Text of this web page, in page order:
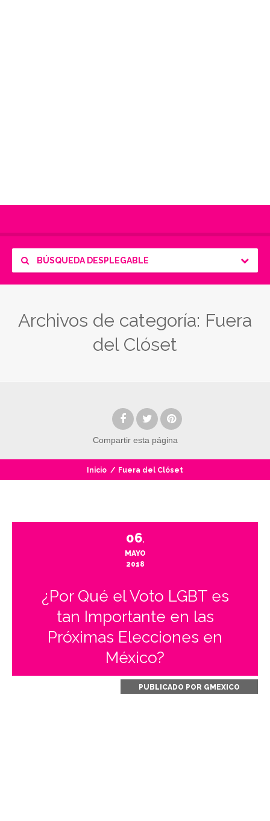
BÚSQUEDA DESPLEGABLE
Archivos de categoría: Fuera
del Clóset
Compartir esta página
Inicio / Fuera del Clóset
06.
MAYO
2018
¿Por Qué el Voto LGBT es
tan Importante en las
Próximas Elecciones en
México?
PUBLICADO POR GMEXICO